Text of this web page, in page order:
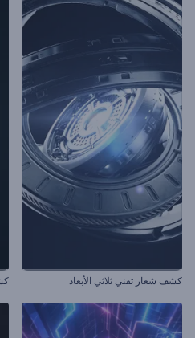
كشف شعار تقني ثلاثي الأبعاد